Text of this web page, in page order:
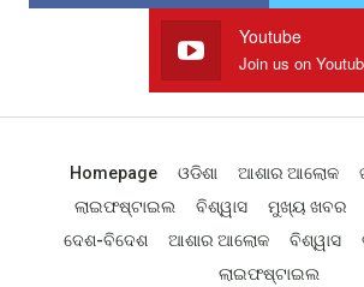
Youtube
Join us on
Homepage ଓଡିଶା ଆଶାର ଆଲୋକ
ଲାଇଫଷ୍ଟାଇଲ
ବିଶ୍ୱାସ ମୁଖ୍ୟ ଖବର
ଦେଶ-ବିଦେଶ
ଆଶାର ଆଲୋକ ବିଶ୍ୱାସ
ଲାଇଫଷ୍ଟାଇଲ